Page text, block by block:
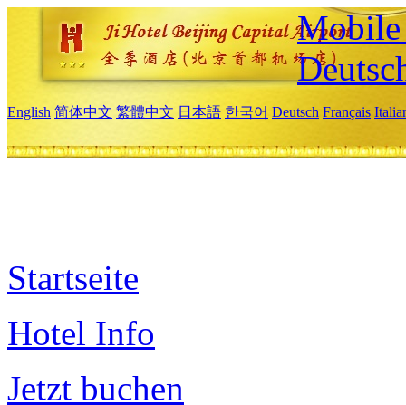
Mobile
English 简体中文 繁體中文 日本語 한국어 Deutsch Français
Startseite
Hotel Info
Jetzt buchen